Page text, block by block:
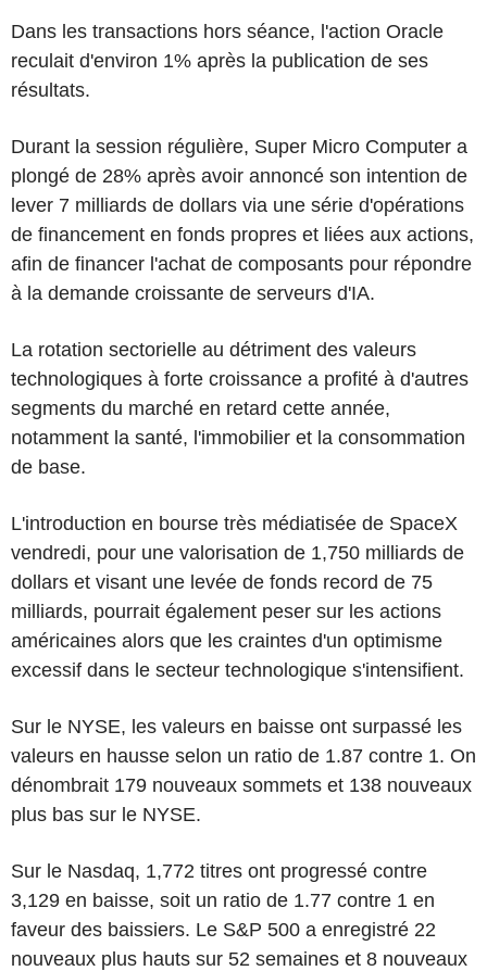
Dans les transactions hors séance, l'action Oracle
reculait d'environ 1% après la publication de ses
résultats.
Durant la session régulière, Super Micro Computer a
plongé de 28% après avoir annoncé son intention de
lever 7 milliards de dollars via une série d'opérations
de financement en fonds propres et liées aux actions,
afin de financer l'achat de composants pour répondre
à la demande croissante de serveurs d'IA.
La rotation sectorielle au détriment des valeurs
technologiques à forte croissance a profité à d'autres
segments du marché en retard cette année,
notamment la santé, l'immobilier et la consommation
de base.
L'introduction en bourse très médiatisée de SpaceX
vendredi, pour une valorisation de 1,750 milliards de
dollars et visant une levée de fonds record de 75
milliards, pourrait également peser sur les actions
américaines alors que les craintes d'un optimisme
excessif dans le secteur technologique s'intensifient.
Sur le NYSE, les valeurs en baisse ont surpassé les
valeurs en hausse selon un ratio de 1.87 contre 1. On
dénombrait 179 nouveaux sommets et 138 nouveaux
plus bas sur le NYSE.
Sur le Nasdaq, 1,772 titres ont progressé contre
3,129 en baisse, soit un ratio de 1.77 contre 1 en
faveur des baissiers. Le S&P 500 a enregistré 22
nouveaux plus hauts sur 52 semaines et 8 nouveaux